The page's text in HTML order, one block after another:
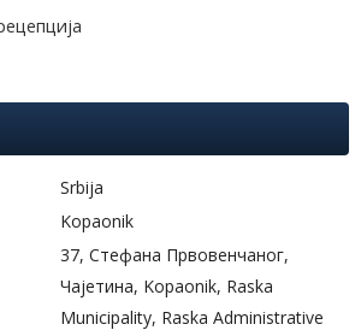
Srbija
Kopaonik
37, Стефана Првовенчаног,
Чајетина, Kopaonik, Raska
Municipality, Raska Administrative